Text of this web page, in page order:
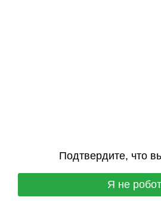
Подтвердите, что
Я не робот